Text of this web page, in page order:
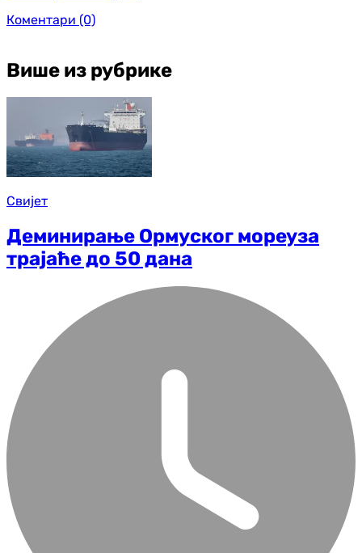
Коментари (0)
Више из рубрике
Свијет
Деминирање Ормуског мореуза
трајаће до 50 дана